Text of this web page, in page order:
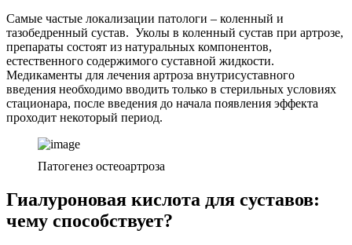
Самые частые локализации патологи – коленный и
тазобедренный сустав. Уколы в коленный сустав при артрозе,
препараты состоят из натуральных компонентов,
естественного содержимого суставной жидкости.
Медикаменты для лечения артроза внутрисуставного
введения необходимо вводить только в стерильных условиях
стационара, после введения до начала появления эффекта
проходит некоторый период.
Патогенез остеоартроза
Гиалуроновая кислота для суставов:
чему способствует?